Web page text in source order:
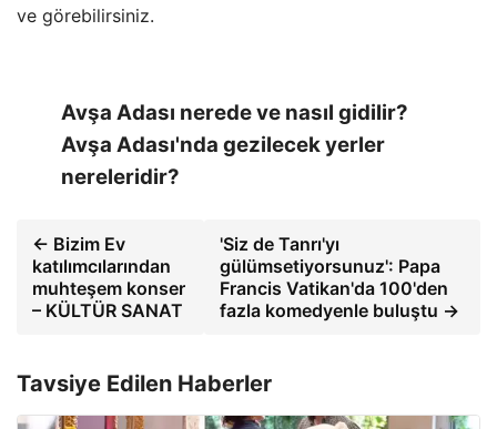
ve görebilirsiniz.
Avşa Adası nerede ve nasıl gidilir?
Avşa Adası'nda gezilecek yerler
nereleridir?
← Bizim Ev
katılımcılarından
muhteşem konser
– KÜLTÜR SANAT
'Siz de Tanrı'yı ​​
gülümsetiyorsunuz': Papa
Francis Vatikan'da 100'den
fazla komedyenle buluştu →
Tavsiye Edilen Haberler